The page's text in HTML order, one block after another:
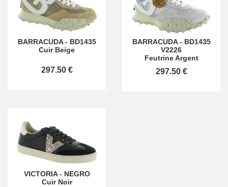
BARRACUDA- BD1435
Cuir Beige
297.50 €
BARRACUDA- BD1435
V2226
Feutrine Argent
297.50 €
VICTORIA- NEGRO
Cuir Noir